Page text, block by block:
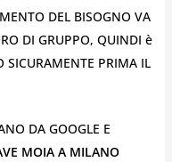
DEL BISOGNO VA
DI GRUPPO, QUINDI è
SICURAMENTE PRIMA IL
DA GOOGLE E
MOIA A MILANO